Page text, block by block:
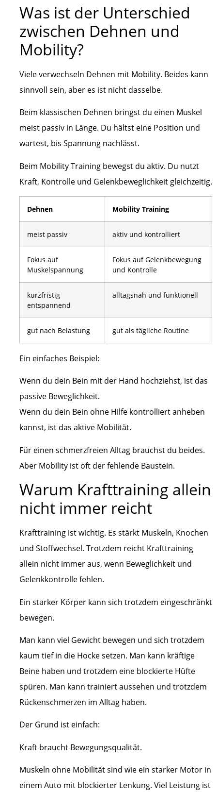
Was ist der Unterschied
zwischen Dehnen und
Mobility?
Viele verwechseln Dehnen mit Mobility. Beides kann
sinnvoll sein, aber es ist nicht dasselbe.
Beim klassischen Dehnen bringst du einen Muskel
meist passiv in Länge. Du hältst eine Position und
wartest, bis Spannung nachlässt.
Beim Mobility Training bewegst du aktiv. Du nutzt
Kraft, Kontrolle und Gelenkbeweglichkeit gleichzeitig.
Dehnen Mobility Training
meist passiv aktiv und kontrolliert
Fokus auf
Muskelspannung
Fokus auf Gelenkbewegung
und Kontrolle
kurzfristig
entspannend
alltagsnah und funktionell
gut nach Belastung gut als tägliche Routine
Ein einfaches Beispiel:
Wenn du dein Bein mit der Hand hochziehst, ist das
passive Beweglichkeit.
Wenn du dein Bein ohne Hilfe kontrolliert anheben
kannst, ist das aktive Mobilität.
Für einen schmerzfreien Alltag brauchst du beides.
Aber Mobility ist oft der fehlende Baustein.
Warum Krafttraining allein
nicht immer reicht
Krafttraining ist wichtig. Es stärkt Muskeln, Knochen
und Stoffwechsel. Trotzdem reicht Krafttraining
allein nicht immer aus, wenn Beweglichkeit und
Gelenkkontrolle fehlen.
Ein starker Körper kann sich trotzdem eingeschränkt
bewegen.
Man kann viel Gewicht bewegen und sich trotzdem
kaum tief in die Hocke setzen. Man kann kräftige
Beine haben und trotzdem eine blockierte Hüfte
spüren. Man kann trainiert aussehen und trotzdem
Rückenschmerzen im Alltag haben.
Der Grund ist einfach:
Kraft braucht Bewegungsqualität.
Muskeln ohne Mobilität sind wie ein starker Motor in
einem Auto mit blockierter Lenkung. Viel Leistung ist